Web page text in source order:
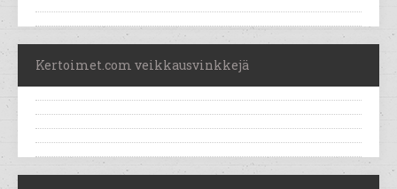
Kertoimet.com veikkausvinkkejä